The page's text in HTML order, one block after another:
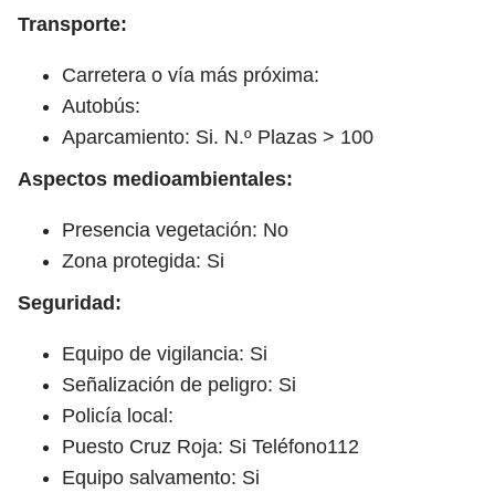
Transporte:
Carretera o vía más próxima:
Autobús:
Aparcamiento: Si. N.º Plazas > 100
Aspectos medioambientales:
Presencia vegetación: No
Zona protegida: Si
Seguridad:
Equipo de vigilancia: Si
Señalización de peligro: Si
Policía local:
Puesto Cruz Roja: Si Teléfono112
Equipo salvamento: Si